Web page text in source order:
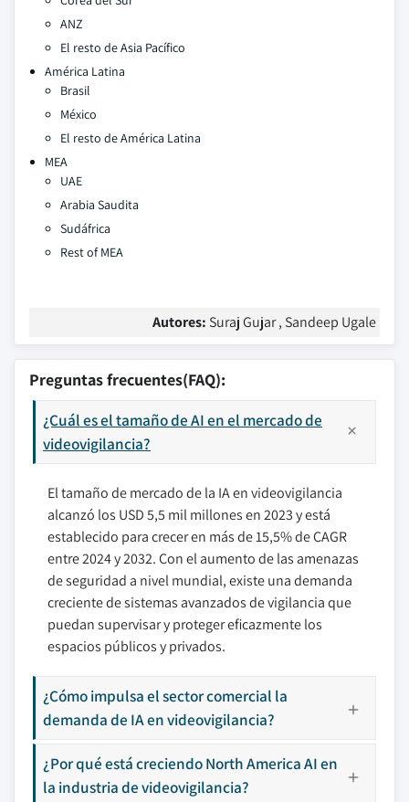
ANZ
El resto de Asia Pacífico
América Latina
Brasil
México
El resto de América Latina
MEA
UAE
Arabia Saudita
Sudáfrica
Rest of MEA
Autores: Suraj Gujar , Sandeep Ugale
Preguntas frecuentes(FAQ):
¿Cuál es el tamaño de AI en el mercado de
videovigilancia?
El tamaño de mercado de la IA en videovigilancia
alcanzó los USD 5,5 mil millones en 2023 y está
establecido para crecer en más de 15,5% de CAGR
entre 2024 y 2032. Con el aumento de las amenazas
de seguridad a nivel mundial, existe una demanda
creciente de sistemas avanzados de vigilancia que
puedan supervisar y proteger eficazmente los
espacios públicos y privados.
¿Cómo impulsa el sector comercial la
demanda de IA en videovigilancia?
¿Por qué está creciendo North America AI en
la industria de videovigilancia?